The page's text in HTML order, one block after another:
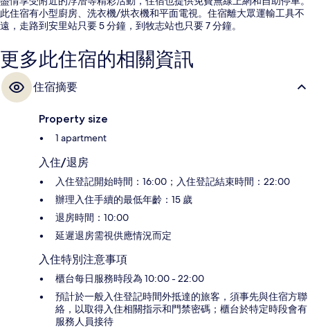
此住宿有小型廚房、洗衣機/烘衣機和平面電視。住宿離大眾運輸工具不
遠，走路到安里站只要 5 分鐘，到牧志站也只要 7 分鐘。
更多此住宿的相關資訊
住宿摘要
Property size
1 apartment
入住/退房
入住登記開始時間：16:00；入住登記結束時間：22:00
辦理入住手續的最低年齡：15 歲
退房時間：10:00
延遲退房需視供應情況而定
入住特別注意事項
櫃台每日服務時段為 10:00 - 22:00
預計於一般入住登記時間外抵達的旅客，須事先與住宿方聯
絡，以取得入住相關指示和門禁密碼；櫃台於特定時段會有
服務人員接待